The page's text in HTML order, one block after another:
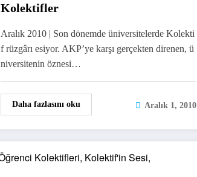
Kolektifler
Aralık 2010 | Son dönemde üniversitelerde Kolekti
f rüzgârı esiyor. AKP’ye karşı gerçekten direnen, ü
niversitenin öznesi…
Daha fazlasını oku Aralık 1, 2010